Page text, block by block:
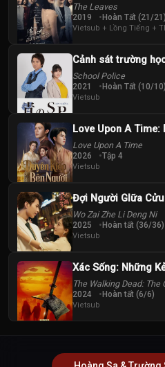
The Leaves
2019 Hoàn Tất (21/21)
Vietsub + Lồng Tiếng +
Cảnh sát trường
School Police
2021 Hoàn Tất (10/10)
Vietsub
Love Upon A Time:
Love Upon A Time
2026 Tập 4
Vietsub
Đợi Người GIữa
Wo Zai Zhe Li Deng Ni
2025 Hoàn tất (36/36)
Vietsub
Xác Sống: Những
The Walking Dead: The
2024 Hoàn tất (6/6)
Vietsub